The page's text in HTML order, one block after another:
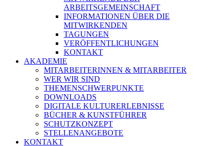
ARBEITSGEMEINSCHAFT
INFORMATIONEN ÜBER DIE
MITWIRKENDEN
TAGUNGEN
VERÖFFENTLICHUNGEN
KONTAKT
AKADEMIE
MITARBEITERINNEN & MITARBEITER
WER WIR SIND
THEMENSCHWERPUNKTE
DOWNLOADS
DIGITALE KULTURERLEBNISSE
BÜCHER & KUNSTFÜHRER
SCHUTZKONZEPT
STELLENANGEBOTE
KONTAKT